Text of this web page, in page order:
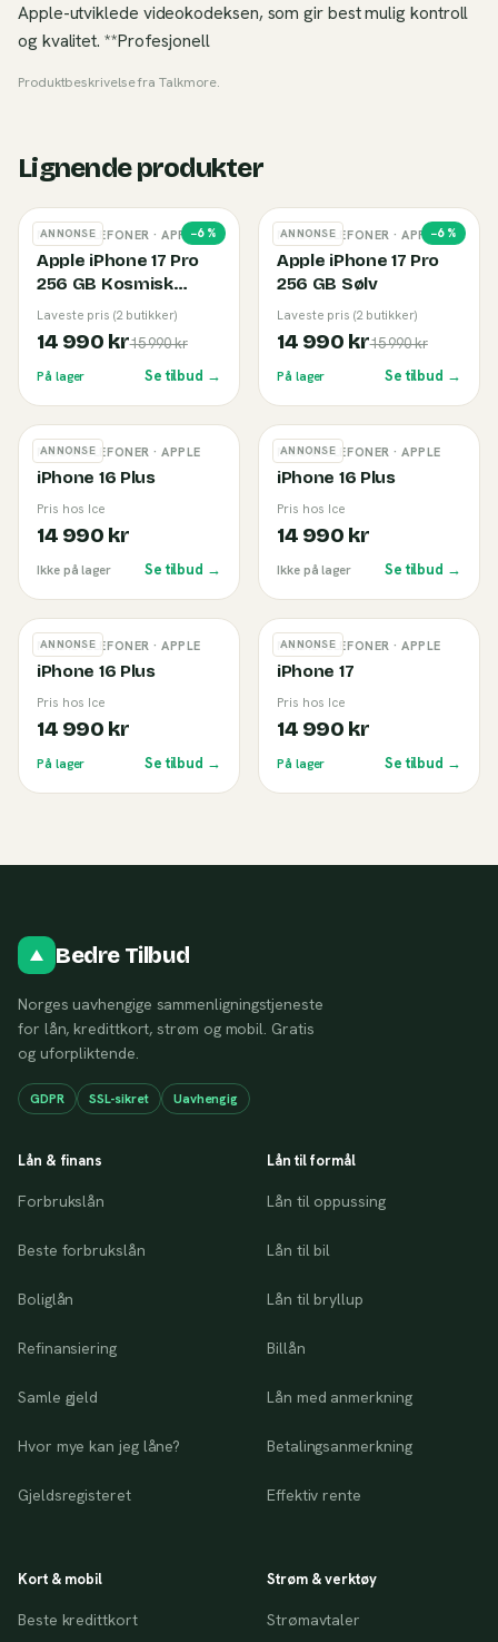
Apple-utviklede videokodeksen, som gir best mulig kontroll
og kvalitet. **Profesjonell
Produktbeskrivelse fraTalkmore.
Lignende produkter
ANNONSE −6%
MOBILTELEFONER · APPLE
Apple iPhone 17 Pro
256 GB Kosmisk
Oransje
Laveste pris (2 butikker)
14 990 kr15 990 kr
På lager Se tilbud →
ANNONSE −6%
MOBILTELEFONER · APPLE
Apple iPhone 17 Pro
256 GB Sølv
Laveste pris (2 butikker)
14 990 kr15 990 kr
På lager Se tilbud →
ANNONSE
MOBILTELEFONER · APPLE
iPhone 16 Plus
Pris hos Ice
14 990 kr
Ikke på lager Se tilbud →
ANNONSE
MOBILTELEFONER · APPLE
iPhone 16 Plus
Pris hos Ice
14 990 kr
Ikke på lager Se tilbud →
ANNONSE
MOBILTELEFONER · APPLE
iPhone 16 Plus
Pris hos Ice
14 990 kr
På lager Se tilbud →
ANNONSE
MOBILTELEFONER · APPLE
iPhone 17
Pris hos Ice
14 990 kr
På lager Se tilbud →
Bedre Tilbud
Norges uavhengige sammenligningstjeneste
for lån, kredittkort, strøm og mobil. Gratis
og uforpliktende.
GDPR SSL-sikret Uavhengig
Lån & finans
Forbrukslån
Beste forbrukslån
Boliglån
Refinansiering
Samle gjeld
Hvor mye kan jeg låne?
Gjeldsregisteret
Lån til formål
Lån til oppussing
Lån til bil
Lån til bryllup
Billån
Lån med anmerkning
Betalingsanmerkning
Effektiv rente
Kort & mobil
Beste kredittkort
Strøm & verktøy
Strømavtaler